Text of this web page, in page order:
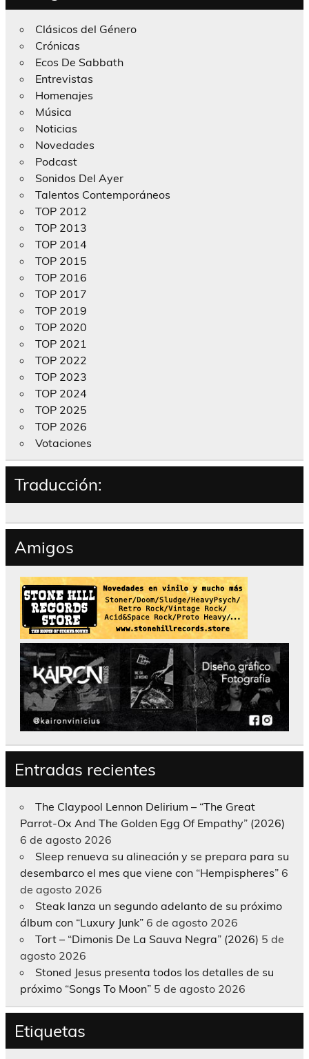
Clásicos del Género
Crónicas
Ecos De Sabbath
Entrevistas
Homenajes
Música
Noticias
Novedades
Podcast
Sonidos Del Ayer
Talentos Contemporáneos
TOP 2012
TOP 2013
TOP 2014
TOP 2015
TOP 2016
TOP 2017
TOP 2019
TOP 2020
TOP 2021
TOP 2022
TOP 2023
TOP 2024
TOP 2025
TOP 2026
Votaciones
Traducción:
Amigos
Entradas recientes
The Claypool Lennon Delirium – “The Great
Parrot-Ox And The Golden Egg Of Empathy” (2026)
6 de agosto 2026
Sleep renueva su alineación y se prepara para su
desembarco el mes que viene con “Hempispheres” 6
de agosto 2026
Steak lanza un segundo adelanto de su próximo
álbum con “Luxury Junk” 6 de agosto 2026
Tort – “Dimonis De La Sauva Negra” (2026) 5 de
agosto 2026
Stoned Jesus presenta todos los detalles de su
próximo “Songs To Moon” 5 de agosto 2026
Etiquetas